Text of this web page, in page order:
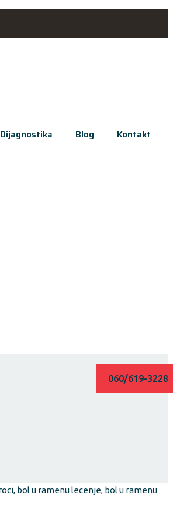
Dijagnostika Blog Kontakt
060/619-3228